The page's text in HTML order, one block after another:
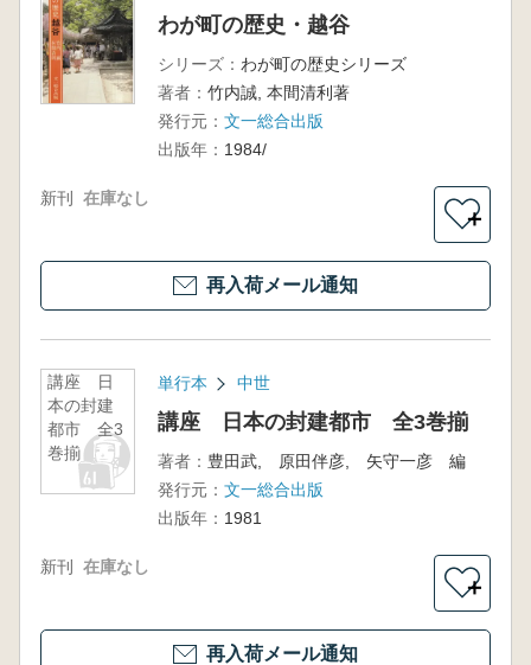
わが町の歴史・越谷
シリーズ： わが町の歴史シリーズ
著者： 竹内誠, 本間清利著
発行元： 文一総合出版
出版年： 1984/
新刊 在庫なし
＋
再入荷メール通知
講座 日
本の封建
都市 全3
巻揃
単行本 中世
講座 日本の封建都市 全3巻揃
著者： 豊田武, 原田伴彦, 矢守一彦 編
発行元： 文一総合出版
出版年： 1981
新刊 在庫なし
＋
再入荷メール通知